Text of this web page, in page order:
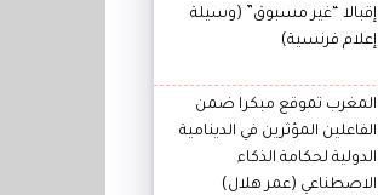
إقبالا “غير مسبوق” (وسيلة
إعلام فرنسية)
المغرب تموقع مبكرا ضمن
الفاعلين المؤثرين في الدينامية
الدولية لحكامة الذكاء
الاصطناعي (عمر هلال)